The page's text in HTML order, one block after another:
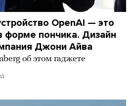
OpenAI — это
форме пончика. Дизайн
Джони Айва
об этом гаджете